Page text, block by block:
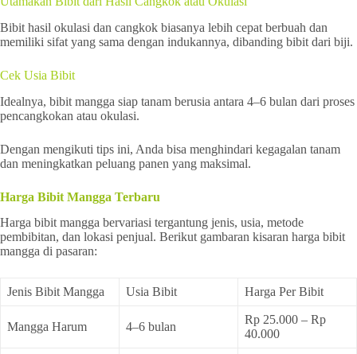
Bibit hasil okulasi dan cangkok biasanya lebih cepat berbuah dan
memiliki sifat yang sama dengan indukannya, dibanding bibit dari biji.
Cek Usia Bibit
Idealnya, bibit mangga siap tanam berusia antara 4–6 bulan dari proses
pencangkokan atau okulasi.
Dengan mengikuti tips ini, Anda bisa menghindari kegagalan tanam
dan meningkatkan peluang panen yang maksimal.
Harga Bibit Mangga Terbaru
Harga bibit mangga bervariasi tergantung jenis, usia, metode
pembibitan, dan lokasi penjual. Berikut gambaran kisaran harga bibit
mangga di pasaran:
Jenis Bibit Mangga Usia Bibit Harga Per Bibit
Mangga Harum 4–6 bulan
Rp 25.000 – Rp
40.000